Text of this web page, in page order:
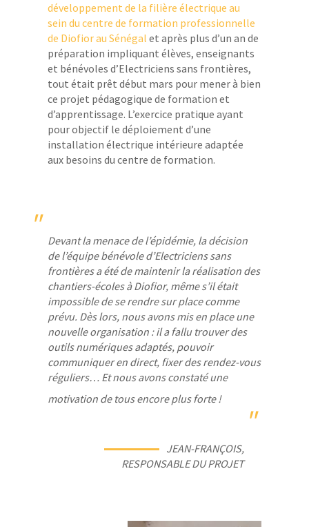
développement de la filière électrique au
sein du centre de formation professionnelle
de Diofior au Sénégal et après plus d’un an de
préparation impliquant élèves, enseignants
et bénévoles d’Electriciens sans frontières,
tout était prêt début mars pour mener à bien
ce projet pédagogique de formation et
d’apprentissage. L’exercice pratique ayant
pour objectif le déploiement d’une
installation électrique intérieure adaptée
aux besoins du centre de formation.
" Devant la menace de l’épidémie, la décision
de l’équipe bénévole d’Electriciens sans
frontières a été de maintenir la réalisation des
chantiers-écoles à Diofior, même s’il était
impossible de se rendre sur place comme
prévu. Dès lors, nous avons mis en place une
nouvelle organisation : il a fallu trouver des
outils numériques adaptés, pouvoir
communiquer en direct, fixer des rendez-vous
réguliers… Et nous avons constaté une
motivation de tous encore plus forte !
"
JEAN-FRANÇOIS,
RESPONSABLE DU PROJET